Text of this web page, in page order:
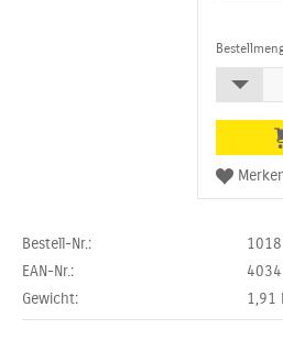
Bestell-Nr.:
EAN-Nr.:
Gewicht:
1,91